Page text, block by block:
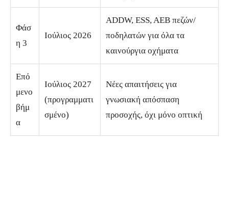
Φάσ
η 3
Ιούλιος 2026
ADDW, ESS, AEB πεζών/
ποδηλατών για όλα τα
καινούργια οχήματα
Επό
μενο
βήμ
α
Ιούλιος 2027
(προγραμματι
σμένο)
Νέες απαιτήσεις για
γνωσιακή απόσπαση
προσοχής, όχι μόνο οπτική